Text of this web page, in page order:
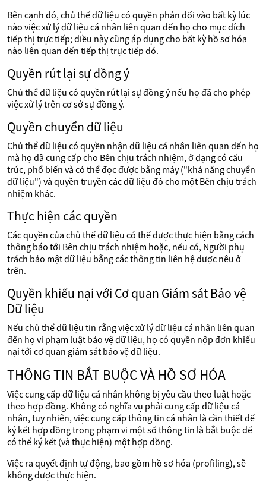
Bên cạnh đó, chủ thể dữ liệu có quyền phản đối vào bất kỳ lúc
nào việc xử lý dữ liệu cá nhân liên quan đến họ cho mục đích
tiếp thị trực tiếp; điều này cũng áp dụng cho bất kỳ hồ sơ hóa
nào liên quan đến tiếp thị trực tiếp đó.
Quyền rút lại sự đồng ý
Chủ thể dữ liệu có quyền rút lại sự đồng ý nếu họ đã cho phép
việc xử lý trên cơ sở sự đồng ý.
Quyền chuyển dữ liệu
Chủ thể dữ liệu có quyền nhận dữ liệu cá nhân liên quan đến họ
mà họ đã cung cấp cho Bên chịu trách nhiệm, ở dạng có cấu
trúc, phổ biến và có thể đọc được bằng máy ("khả năng chuyển
dữ liệu") và quyền truyền các dữ liệu đó cho một Bên chịu trách
nhiệm khác.
Thực hiện các quyền
Các quyền của chủ thể dữ liệu có thể được thực hiện bằng cách
thông báo tới Bên chịu trách nhiệm hoặc, nếu có, Người phụ
trách bảo mật dữ liệu bằng các thông tin liên hệ được nêu ở
trên.
Quyền khiếu nại với Cơ quan Giám sát Bảo vệ
Dữ liệu
Nếu chủ thể dữ liệu tin rằng việc xử lý dữ liệu cá nhân liên quan
đến họ vi phạm luật bảo vệ dữ liệu, họ có quyền nộp đơn khiếu
nại tới cơ quan giám sát bảo vệ dữ liệu.
THÔNG TIN BẮT BUỘC VÀ HỒ SƠ HÓA
Việc cung cấp dữ liệu cá nhân không bị yêu cầu theo luật hoặc
theo hợp đồng. Không có nghĩa vụ phải cung cấp dữ liệu cá
nhân, tuy nhiên, việc cung cấp thông tin cá nhân là cần thiết để
ký kết hợp đồng trong phạm vi một số thông tin là bắt buộc để
có thể ký kết (và thực hiện) một hợp đồng.
Việc ra quyết định tự động, bao gồm hồ sơ hóa (profiling), sẽ
không được thực hiện.